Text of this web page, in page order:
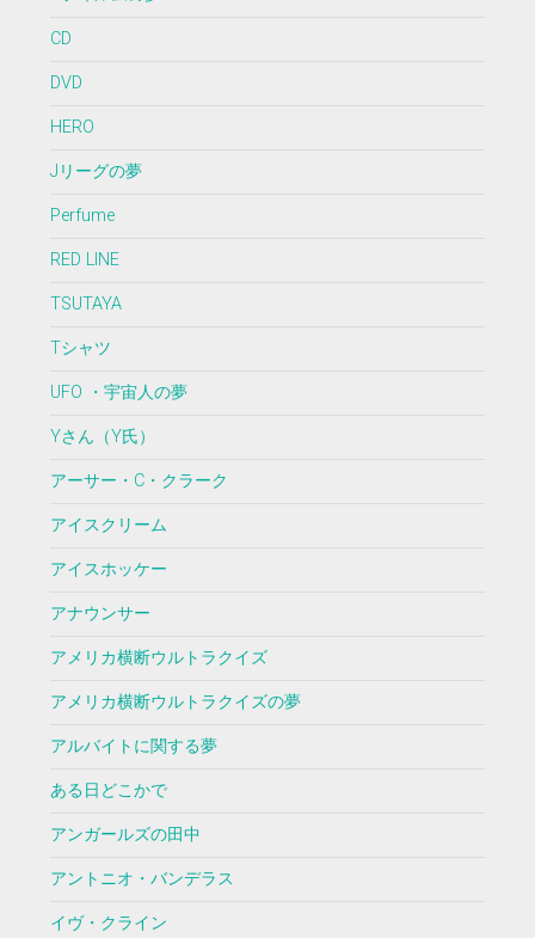
CD
DVD
HERO
Jリーグの夢
Perfume
RED LINE
TSUTAYA
Tシャツ
UFO ・宇宙人の夢
Yさん（Y氏）
アーサー・C・クラーク
アイスクリーム
アイスホッケー
アナウンサー
アメリカ横断ウルトラクイズ
アメリカ横断ウルトラクイズの夢
アルバイトに関する夢
ある日どこかで
アンガールズの田中
アントニオ・バンデラス
イヴ・クライン